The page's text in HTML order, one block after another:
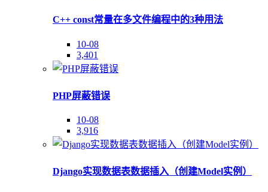
C++ const常量在多文件编程中的3种用法
10-08
3,401
PHP屏蔽错误
10-08
3,916
Django实现数据表数据插入（创建Model实例）